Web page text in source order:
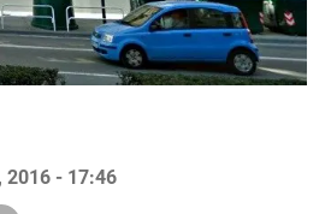
2016 - 17:46